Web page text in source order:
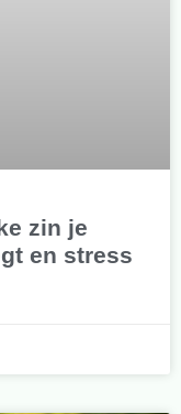
zin je
en stress